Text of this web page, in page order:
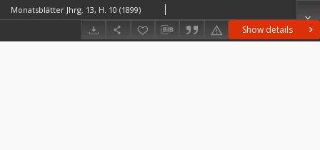
Show details
Monatsblätter Jhrg. 13, H. 10 (1899)